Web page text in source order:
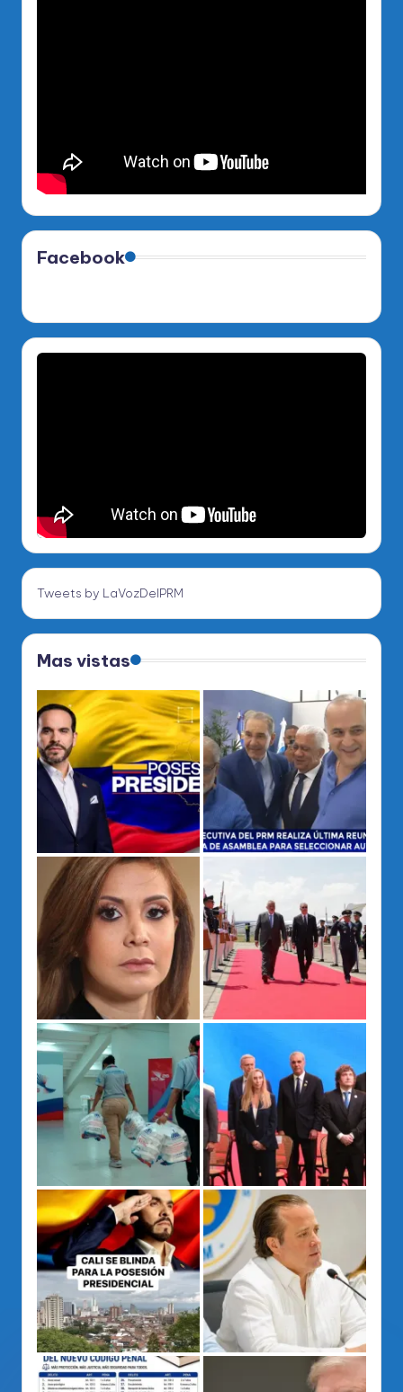
Facebook
Tweets by LaVozDelPRM
Mas vistas